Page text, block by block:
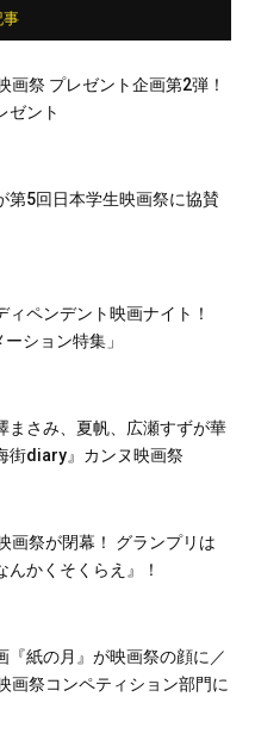
事
画祭 プレゼント企画第2弾！
ゼント
第5回日本学生映画祭に協賛
ィペンデント映画ナイト！
ーション特集」
まさみ、夏帆、広瀬すずが華
街diary』カンヌ映画祭
画祭が閉幕！ グランプリは
んかくそくらえ』！
『紙の月』が映画祭の顔に／
画祭コンペティション部門に